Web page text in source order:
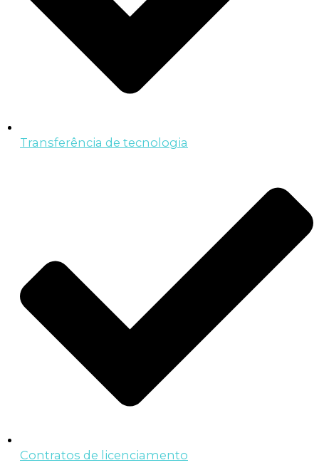
Transferência de tecnologia
Contratos de licenciamento